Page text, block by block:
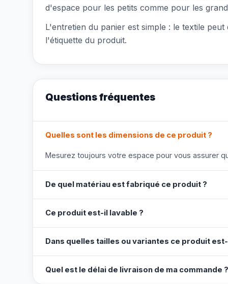
d'espace pour les petits comme pour les
L'entretien du panier est simple : le textile
l'étiquette du produit.
Questions fréquentes
Quelles sont les dimensions de ce produit ?
Mesurez toujours votre espace pour vous assurer
De quel matériau est fabriqué ce produit ?
Ce produit est-il lavable ?
Dans quelles tailles ou variantes ce produit
Quel est le délai de livraison de ma commande ?